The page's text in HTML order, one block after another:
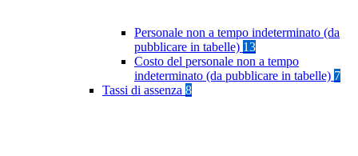
Personale non a tempo indeterminato (da
pubblicare in tabelle) 13
Costo del personale non a tempo
indeterminato (da pubblicare in tabelle) 7
Tassi di assenza 8